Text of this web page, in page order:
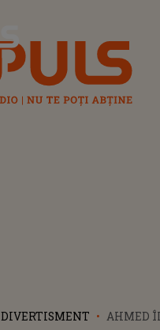
DIVERTISMENT
AHMED